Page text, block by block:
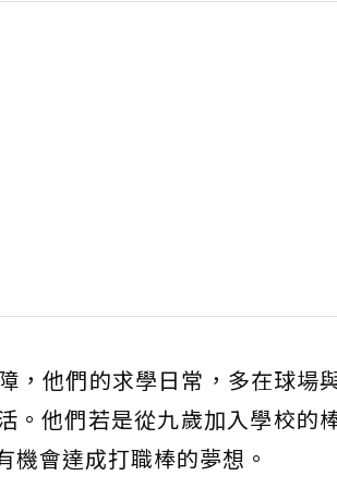
，他們的求學日常，多在球場
他們若是從九歲加入學校的
會達成打職棒的夢想。